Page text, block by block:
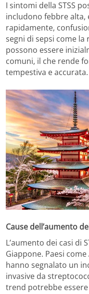
I sintomi della STSS
includono febbre alta,
rapidamente,
segni di sepsi come la
possono essere
comuni, il che rende
tempestiva e accurata.
Cause dell’aumento
L’aumento dei casi di
Giappone. Paesi
hanno segnalato un
invasive da
trend potrebbe